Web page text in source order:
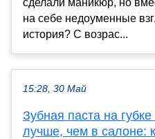
на себе недоуменные
история? С возрас...
15:28, 30 Май
Зубная паста на
лучше, чем в салоне: